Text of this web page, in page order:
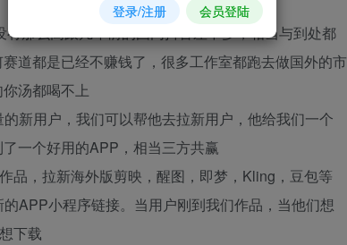
那么高跟几年前的国内抖音差不多，相当与到处都
道都是已经不赚钱了，很多工作室都跑去做国外的市
汤都喝不上
新用户，我们可以帮他去拉新用户，他给我们一个
一个好用的APP，相当三方共赢
品，拉新海外版剪映，醒图，即梦，Kling，豆包等
APP小程序链接。当用户刚到我们作品，当他们想
下载
登录/注册 会员登陆